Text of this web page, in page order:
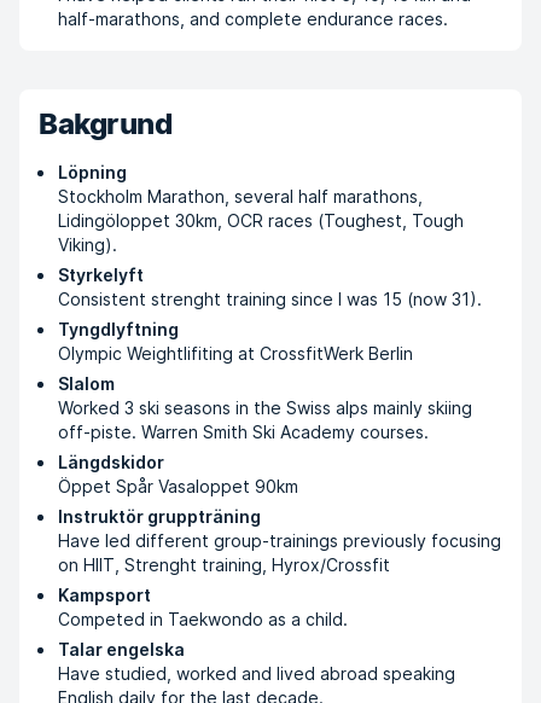
half-marathons, and complete endurance races.
Bakgrund
Löpning
Stockholm Marathon, several half marathons,
Lidingöloppet 30km, OCR races (Toughest, Tough
Viking).
Styrkelyft
Consistent strenght training since I was 15 (now 31).
Tyngdlyftning
Olympic Weightlifiting at CrossfitWerk Berlin
Slalom
Worked 3 ski seasons in the Swiss alps mainly skiing
off-piste. Warren Smith Ski Academy courses.
Längdskidor
Öppet Spår Vasaloppet 90km
Instruktör gruppträning
Have led different group-trainings previously focusing
on HIIT, Strenght training, Hyrox/Crossfit
Kampsport
Competed in Taekwondo as a child.
Talar engelska
Have studied, worked and lived abroad speaking
English daily for the last decade.